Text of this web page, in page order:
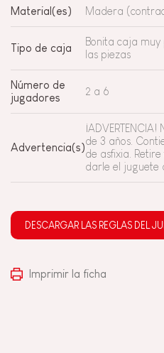
Material(es) Madera
Tipo de caja
Bonita caja
las piezas
Número de
jugadores
2 a 6
Advertencia(s)
de 3 años.
de asfixia.
darle el juguete
DESCARGAR LAS REGLAS DEL
Imprimir la ficha